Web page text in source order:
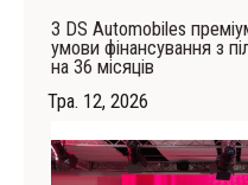
З DS Automobiles
умови фінансування з
на 36 місяців
Тра. 12, 2026